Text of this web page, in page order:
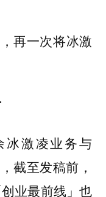
再一次将冰激
冰激凌业务与
截至发稿前，
业最前线」也